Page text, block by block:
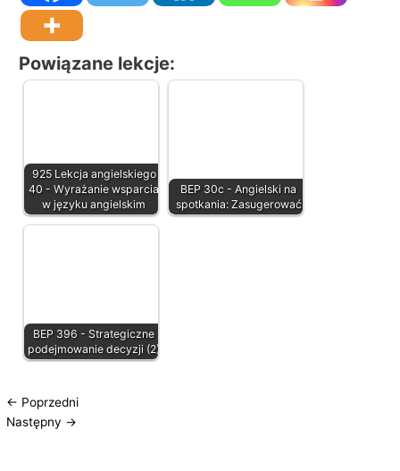
Powiązane lekcje:
925 Lekcja angielskiego
40 - Wyrażanie wsparcia
w języku angielskim
BEP 30c - Angielski na
spotkania: Zasugerować
BEP 396 - Strategiczne
podejmowanie decyzji (2)
← Poprzedni
Następny →